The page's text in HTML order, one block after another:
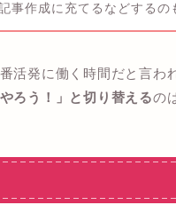
事作成に充てるなどするの
活発に働く時間だと言わ
ろう！」と切り替えるの